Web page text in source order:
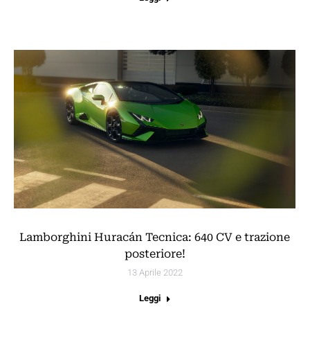
Lamborghini Huracán Tecnica: 640 CV e trazione
posteriore!
13 Aprile 2022
Leggi